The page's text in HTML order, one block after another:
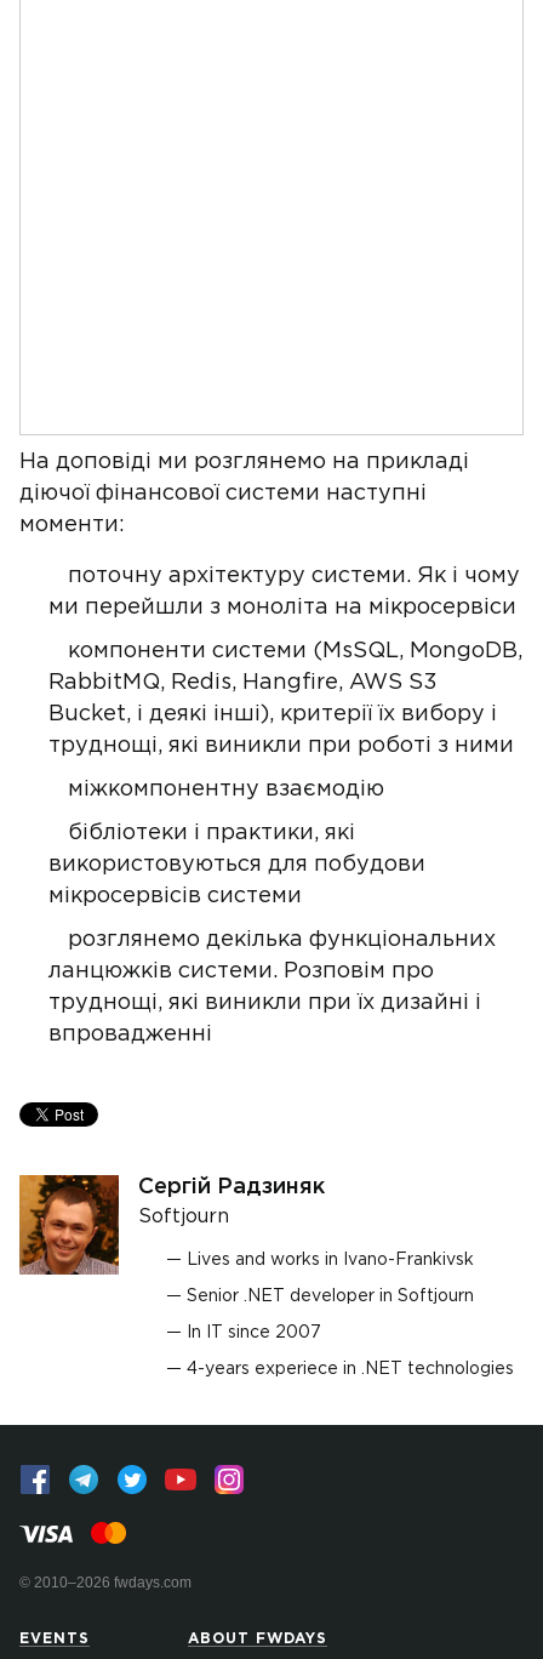
На доповіді ми розглянемо на прикладі
діючої фінансової системи наступні
моменти:
поточну архітектуру системи. Як і чому
ми перейшли з моноліта на мікросервіси
компоненти системи (MsSQL, MongoDB,
RabbitMQ, Redis, Hangfire, AWS S3
Bucket, і деякі інші), критерії їх вибору і
труднощі, які виникли при роботі з ними
міжкомпонентну взаємодію
бібліотеки і практики, які
використовуються для побудови
мікросервісів системи
розглянемо декілька функціональних
ланцюжків системи. Розповім про
труднощі, які виникли при їх дизайні і
впровадженні
Сергій Радзиняк
Softjourn
Lives and works in Ivano-Frankivsk
Senior .NET developer in Softjourn
In IT since 2007
4-years experiece in .NET technologies
© 2010–2026 fwdays.com
EVENTS ABOUT FWDAYS